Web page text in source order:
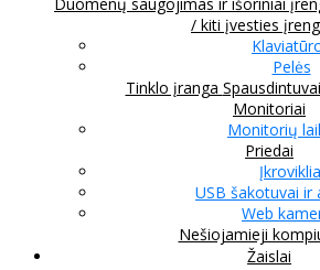
/ kiti įvesties
Pelės
Tinklo įranga
Monitoriai
Monitorių
Priedai
USB šakotuvai ir
Web
Nešiojamieji
Žaislai